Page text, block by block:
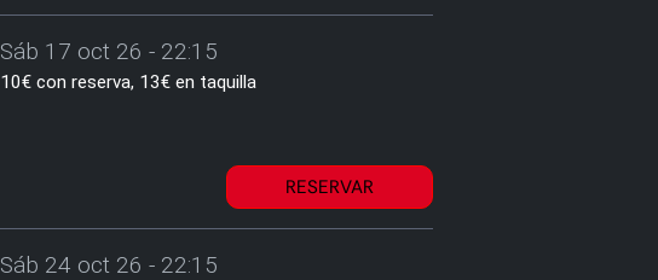
Sáb 17 oct 26 - 22:15
10€ con reserva, 13€ en taquilla
RESERVAR
Sáb 24 oct 26 - 22:15